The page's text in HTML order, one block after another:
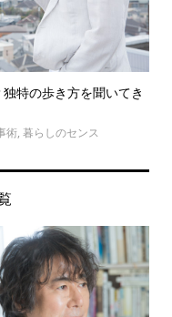
特の歩き方を聞いてき
術, 暮らしのセンス